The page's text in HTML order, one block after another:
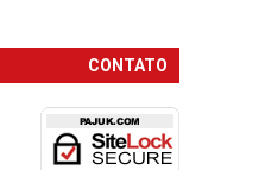
CONTATO